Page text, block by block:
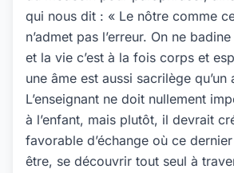
qui nous dit : « Le nôtre comme
n’admet pas l’erreur. On ne
et la vie c’est à la fois corps et
une âme est aussi sacrilège qu’un
L’enseignant ne doit nullement
à l’enfant, mais plutôt, il devrait
favorable d’échange où ce
être, se découvrir tout seul à